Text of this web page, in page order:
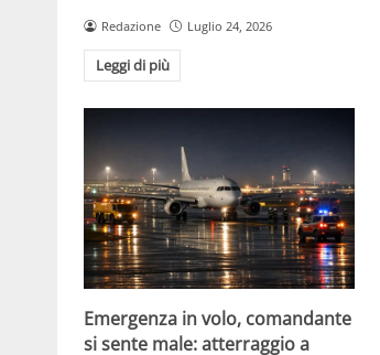
Redazione Luglio 24, 2026
Leggi di più
Emergenza in volo, comandante
si sente male: atterraggio a